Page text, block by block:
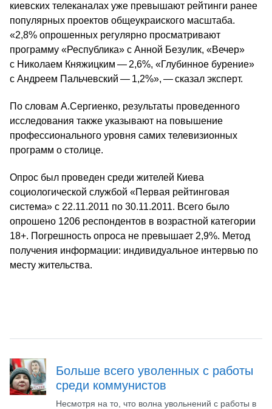
киевских телеканалах уже превышают рейтинги ранее
популярных проектов общеукраиского масштаба.
«2,8% опрошенных регулярно просматривают
программу «Республика» с Анной Безулик, «Вечер»
с Николаем Княжицким — 2,6%, «Глубинное бурение»
с Андреем Пальчевский — 1,2%», — сказал эксперт.
По словам А.Сергиенко, результаты проведенного
исследования также указывают на повышение
профессионального уровня самих телевизионных
программ о столице.
Опрос был проведен среди жителей Киева
социологической службой «Первая рейтинговая
система» с 22.11.2011 по 30.11.2011. Всего было
опрошено 1206 респондентов в возрастной категории
18+. Погрешность опроса не превышает 2,9%. Метод
получения информации: индивидуальное интервью по
месту жительства.
Больше всего уволенных с работы
среди коммунистов
Несмотря на то, что волна увольнений с работы в